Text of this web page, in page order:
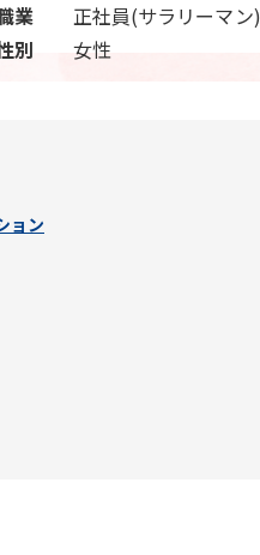
業
正社員(サラリーマン)
別 女性
ョン